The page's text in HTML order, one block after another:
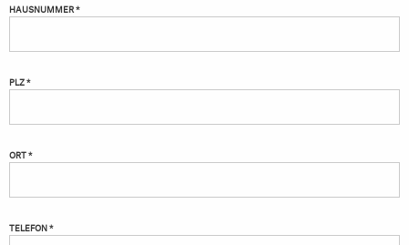
HAUSNUMMER *
PLZ *
ORT *
TELEFON *